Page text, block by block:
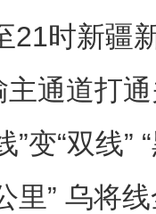
21时新疆
通道打
”变“双线”
里” 乌将